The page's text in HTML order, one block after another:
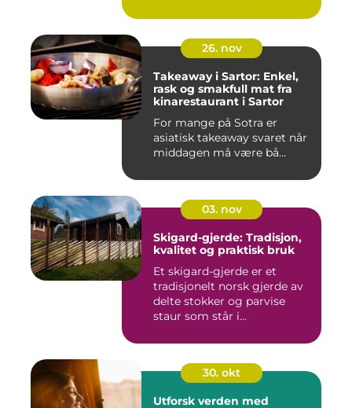
26. nov
Takeaway i Sartor: Enkel,
rask og smakfull mat fra
kinarestaurant i Sartor
For mange på Sotra er
asiatisk takeaway svaret når
middagen må være bå...
03. nov
Skigard-gjerde: Tradisjon,
kvalitet og praktisk bruk
Et skigard-gjerde er et
tradisjonelt norsk gjerde av
delte stokker og parvise
staur som står i...
30. okt
Utforsk verden med